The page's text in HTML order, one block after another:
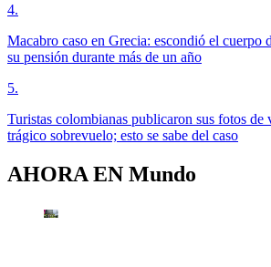
4.
Macabro caso en Grecia: escondió el cuerpo
su pensión durante más de un año
5.
Turistas colombianas publicaron sus fotos de
trágico sobrevuelo; esto se sabe del caso
AHORA EN Mundo